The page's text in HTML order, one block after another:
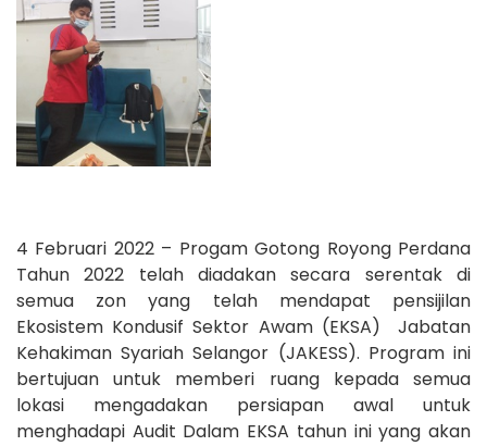
4 Februari 2022 – Progam Gotong Royong Perdana
Tahun 2022 telah diadakan secara serentak di
semua zon yang telah mendapat pensijilan
Ekosistem Kondusif Sektor Awam (EKSA) Jabatan
Kehakiman Syariah Selangor (JAKESS). Program ini
bertujuan untuk memberi ruang kepada semua
lokasi mengadakan persiapan awal untuk
menghadapi Audit Dalam EKSA tahun ini yang akan